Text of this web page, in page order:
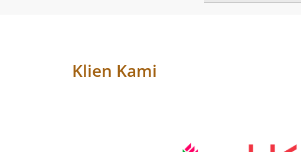
Klien Kami